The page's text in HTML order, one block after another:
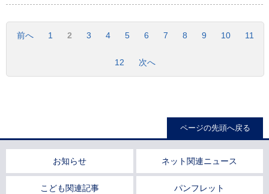
前へ 1 2 3 4 5 6 7 8 9 10 11
12 次へ
ページの先頭へ戻る
お知らせ ネット関連ニュース
こども関連記事 パンフレット